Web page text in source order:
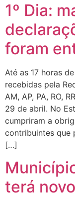
1º Dia:
foram
Até as 17 horas
recebidas pela
AM, AP, PA, RO,
29 de abril. No
cumpriram a
contribuintes que
[…]
terá